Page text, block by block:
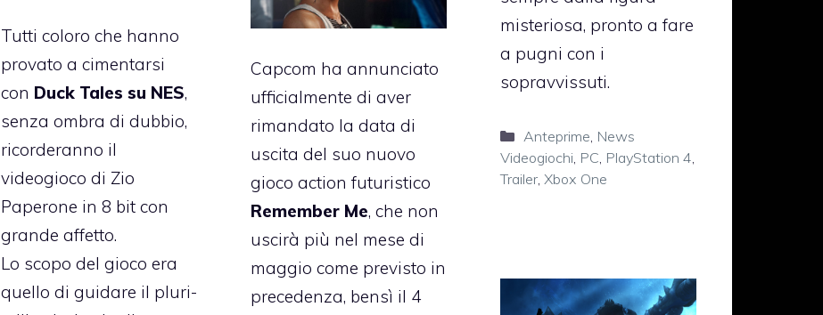
misteriosa, pronto a fare
a pugni con i
sopravvissuti.
Categorie
Anteprime News
Videogiochi PC PlayStation 4
Trailer Xbox One
Tutti coloro che hanno
provato a cimentarsi
con Duck Tales su NES,
senza ombra di dubbio,
ricorderanno il
videogioco di Zio
Paperone in 8 bit con
grande affetto.
Lo scopo del gioco era
quello di guidare il pluri-
Capcom ha annunciato
ufficialmente di aver
rimandato la data di
uscita del suo nuovo
gioco action futuristico
Remember Me, che non
uscirà più nel mese di
maggio come previsto in
precedenza, bensì il 4